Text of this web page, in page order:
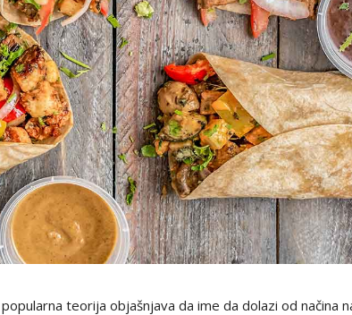
teorija objašnjava da ime da dolazi od načina